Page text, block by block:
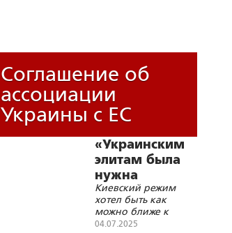
Соглашение об
ассоциации
Украины с ЕС
«Украинским
элитам была
нужна
реальная
война с
реальными
Киевский режим
хотел быть как
можно ближе к
Западу, потому что
04.07.2025